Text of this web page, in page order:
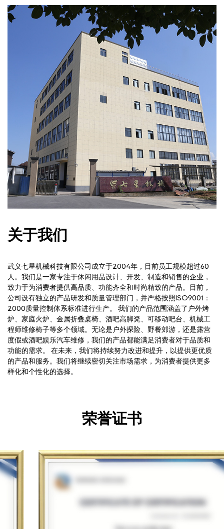
关于我们
武义七星机械科技有限公司成立于2004年，目前员工规模超过60
人。我们是一家专注于休闲用品设计、开发、制造和销售的企业，
致力于为消费者提供高品质、功能齐全和时尚精致的产品。目前，
公司设有独立的产品研发和质量管理部门，并严格按照ISO9001：
2000质量控制体系标准进行生产。 我们的产品范围涵盖了户外烤
炉、家庭火炉、金属折叠桌椅、酒吧高脚凳、可移动吧台、机械工
程师维修椅子等多个领域。无论是户外探险、野餐郊游，还是露营
度假或酒吧娱乐汽车维修，我们的产品都能满足消费者对于品质和
功能的需求。 在未来，我们将持续努力改进和提升，以提供更优质
的产品和服务。我们将继续密切关注市场需求，为消费者提供更多
样化和个性化的选择。
荣誉证书